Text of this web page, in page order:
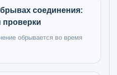
соединения:
обрывается во время